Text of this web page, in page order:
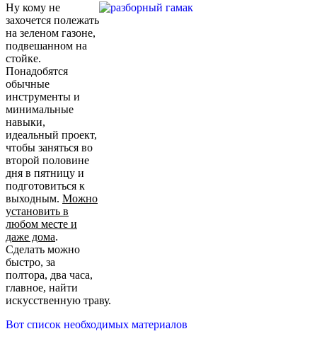
Ну кому не
захочется полежать
на зеленом газоне,
подвешанном на
стойке.
Понадобятся
обычные
инструменты и
минимальные
навыки,
идеальный проект,
чтобы заняться во
второй половине
дня в пятницу и
подготовиться к
выходным. Можно
установить в
любом месте и
даже дома.
Сделать можно
быстро, за
полтора, два часа,
главное, найти
искусственную траву.
Вот список необходимых материалов